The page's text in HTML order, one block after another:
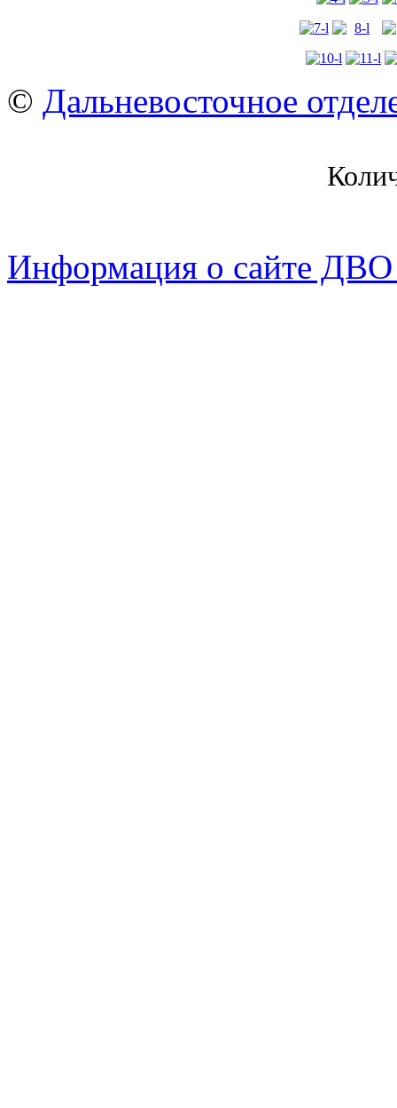
© Дальневосточное
Информация о сайте